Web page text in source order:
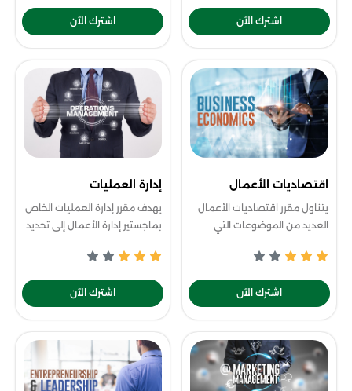
اشترك الآن
اشترك الآن
اقتصاديات الأعمال
يتناول مقرر اقتصاديات الأعمال
العديد من الموضوعات التي
الخاص بك، والبدائل المتاحة،
اشترك الآن
إدارة العمليات
يهدف مقرر إدارة العمليات الخاص
بماجستير إدارة الأعمال إلى تحديد
مثل الجودة وسرعة تلبية طلبات
اشترك الآن